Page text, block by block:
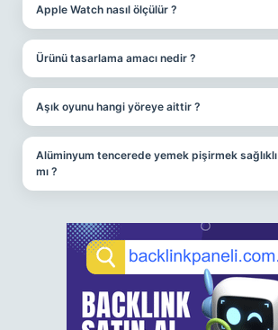
Apple Watch nasıl ölçülür ?
Ürünü tasarlama amacı nedir ?
Aşık oyunu hangi yöreye aittir ?
Alüminyum tencerede yemek pişirmek sağlıklı
mı ?